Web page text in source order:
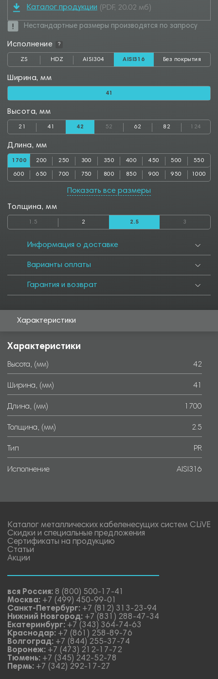
Каталог продукции (PDF, 20.02 мб)
Нестандартные размеры производятся по запросу
Исполнение ?
ZS HDZ AISI304 AISI316 Без покрытия
Ширина, мм
41
Высота, мм
21 41 42 52 62 82 124
Длина, мм
1700 200 250 300 350 400 450 500 550
600 650 700 750 800 850 900 950 1000
1150 1200 1250 1300 1350
2000 2050 2500 2550 2800 2850 3000 3050 3500
3550 4000 4050 4500 4550 5000 5050 5500 5550
6000
Показать все размеры
Толщина, мм
1.5 2 2.5 3
Информация о доставке
Варианты оплаты
Гарантия и возврат
Характеристики
Характеристики
Высота, (мм) 42
Ширина, (мм) 41
Длина, (мм) 1700
Толщина, (мм) 2.5
Тип PR
Исполнение AISI316
Каталог металлических кабеленесущих систем CLiVE
Скидки и специальные предложения
Сертификаты на продукцию
Статьи
Акции
вся Россия: 8 (800) 500-17-41
Москва: +7 (499) 450-99-01
Санкт-Петербург: +7 (812) 313-23-94
Нижний Новгород: +7 (831) 288-47-34
Екатеринбург: +7 (343) 364-74-63
Краснодар: +7 (861) 258-89-76
Волгоград: +7 (844) 255-37-74
Воронеж: +7 (473) 212-17-72
Тюмень: +7 (345) 242-52-78
Пермь: +7 (342) 292-17-27